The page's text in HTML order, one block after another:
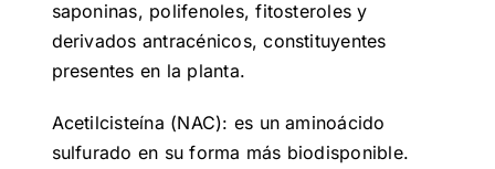
saponinas, polifenoles, fitosteroles y
derivados antracénicos, constituyentes
presentes en la planta.
Acetilcisteína (NAC): es un aminoácido
sulfurado en su forma más biodisponible.